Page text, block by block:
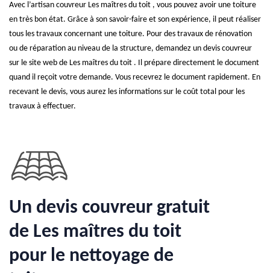
Avec l’artisan couvreur Les maîtres du toit , vous pouvez avoir une toiture
en très bon état. Grâce à son savoir-faire et son expérience, il peut réaliser
tous les travaux concernant une toiture. Pour des travaux de rénovation
ou de réparation au niveau de la structure, demandez un devis couvreur
sur le site web de Les maîtres du toit . Il prépare directement le document
quand il reçoit votre demande. Vous recevrez le document rapidement. En
recevant le devis, vous aurez les informations sur le coût total pour les
travaux à effectuer.
Un devis couvreur gratuit
de Les maîtres du toit
pour le nettoyage de